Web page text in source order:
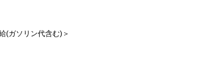
(ガソリン代含む)＞